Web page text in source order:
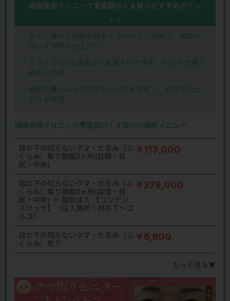
湘南美容クリニック青森院のくま取りおすすめポイン
ト！
まぶた裏から脂肪を除去する切らない治療で、傷跡が
残らず自然な仕上がり
モフィウス8は高周波で皮膚を引き締め、たるみ改善と
美肌に効果
脱脂や裏ハムラで根本からクマを改善し、自然な仕上
がりを実現
湘南美容クリニック青森院のくま取りの施術メニュー
目の下の切らないクマ・たるみ（ふ
くらみ）取り脱脂3ヶ所(目頭・目
尻・中央)
￥113,000
目の下の切らないクマ・たるみ（ふ
くらみ）取り脱脂3ヶ所(目頭・目
尻・中央) ＋ 脂肪注入 【コンデン
スリッチ】（注入箇所：目の下～ゴ
ルゴ）
￥278,000
目の下の切らないクマ・たるみ（ふ
くらみ）取り
￥6,800
もっと見る▼